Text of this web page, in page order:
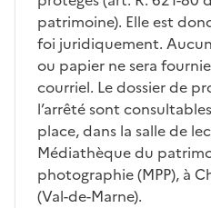
patrimoine). Elle est
foi juridiquement.
ou papier ne sera
courriel. Le dossier de
l’arrêté sont
place, dans la salle de
Médiathèque du
photographie (MPP), à
(Val-de-Marne).